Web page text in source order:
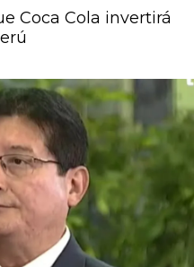
Coca Cola invertirá